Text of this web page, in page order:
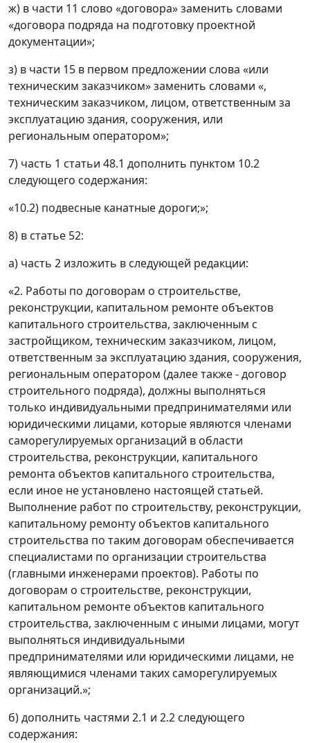
ж) в части 11 слово «договора» заменить словами
«договора подряда на подготовку проектной
документации»;
з) в части 15 в первом предложении слова «или
техническим заказчиком» заменить словами «,
техническим заказчиком, лицом, ответственным за
эксплуатацию здания, сооружения, или
региональным оператором»;
7) часть 1 статьи 48.1 дополнить пунктом 10.2
следующего содержания:
«10.2) подвесные канатные дороги;»;
8) в статье 52:
а) часть 2 изложить в следующей редакции:
«2. Работы по договорам о строительстве,
реконструкции, капитальном ремонте объектов
капитального строительства, заключенным с
застройщиком, техническим заказчиком, лицом,
ответственным за эксплуатацию здания, сооружения,
региональным оператором (далее также - договор
строительного подряда), должны выполняться
только индивидуальными предпринимателями или
юридическими лицами, которые являются членами
саморегулируемых организаций в области
строительства, реконструкции, капитального
ремонта объектов капитального строительства,
если иное не установлено настоящей статьей.
Выполнение работ по строительству, реконструкции,
капитальному ремонту объектов капитального
строительства по таким договорам обеспечивается
специалистами по организации строительства
(главными инженерами проектов). Работы по
договорам о строительстве, реконструкции,
капитальном ремонте объектов капитального
строительства, заключенным с иными лицами, могут
выполняться индивидуальными
предпринимателями или юридическими лицами, не
являющимися членами таких саморегулируемых
организаций.»;
б) дополнить частями 2.1 и 2.2 следующего
содержания: